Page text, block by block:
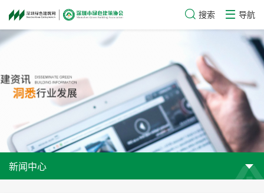
搜索 导航
新闻中心